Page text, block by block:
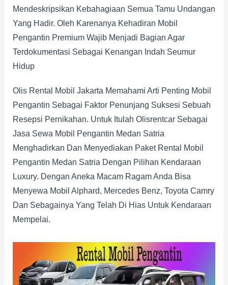
Mendeskripsikan Kebahagiaan Semua Tamu Undangan
Yang Hadir. Oleh Karenanya Kehadiran Mobil
Pengantin Premium Wajib Menjadi Bagian Agar
Terdokumentasi Sebagai Kenangan Indah Seumur
Hidup
Olis Rental Mobil Jakarta Memahami Arti Penting Mobil
Pengantin Sebagai Faktor Penunjang Suksesi Sebuah
Resepsi Pernikahan. Untuk Itulah Olisrentcar Sebagai
Jasa Sewa Mobil Pengantin Medan Satria
Menghadirkan Dan Menyediakan Paket Rental Mobil
Pengantin Medan Satria Dengan Pilihan Kendaraan
Luxury. Dengan Aneka Macam Ragam Anda Bisa
Menyewa Mobil Alphard, Mercedes Benz, Toyota Camry
Dan Sebagainya Yang Telah Di Hias Untuk Kendaraan
Mempelai.